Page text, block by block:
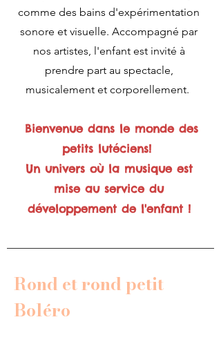
comme des bains d'expérimentation
sonore et visuelle. Accompagné par
nos artistes, l'enfant est invité à
prendre part au spectacle,
musicalement et corporellement.
Bienvenue dans le monde des
petits lutéciens!
Un univers où la musique est
mise au service du
développement de l'enfant !
Rond et rond petit
Boléro